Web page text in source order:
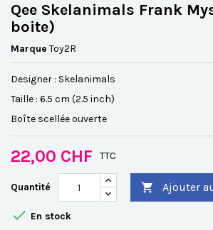
Qee Skelanimals Frank
boite)
Marque Toy2R
Designer : Skelanimals
Taille : 6.5 cm (2.5 inch)
Boîte scellée ouverte
22,00 CHF TTC
Quantité  Ajouter
 En stock